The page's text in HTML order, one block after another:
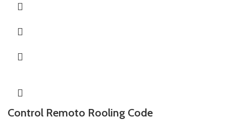
Control Remoto Rooling Code